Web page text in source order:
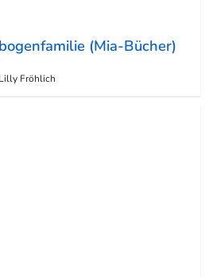
(Mia-Bücher)
Lilly Fröhlich